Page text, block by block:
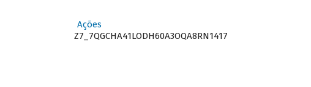
Ações
Z7_7QGCHA41LODH60A3OQA8RN1417